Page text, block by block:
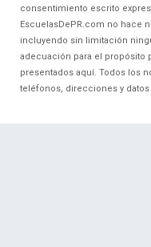
consentimiento escrito
EscuelasDePR.com no hace
incluyendo sin limitación
adecuación para el propósito
presentados aquí. Todos los
teléfonos, direcciones y